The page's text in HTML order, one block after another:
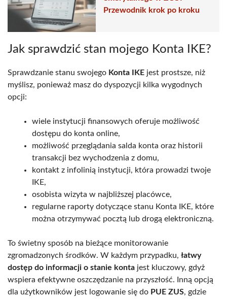
Przewodnik krok po kroku
Jak sprawdzić stan mojego Konta IKE?
Sprawdzanie stanu swojego Konta IKE jest prostsze, niż
myślisz, ponieważ masz do dyspozycji kilka wygodnych
opcji:
wiele instytucji finansowych oferuje możliwość
dostępu do konta online,
możliwość przeglądania salda konta oraz historii
transakcji bez wychodzenia z domu,
kontakt z infolinią instytucji, która prowadzi twoje
IKE,
osobista wizyta w najbliższej placówce,
regularne raporty dotyczące stanu Konta IKE, które
można otrzymywać pocztą lub drogą elektroniczną.
To świetny sposób na bieżące monitorowanie
zgromadzonych środków. W każdym przypadku, łatwy
dostęp do informacji o stanie konta jest kluczowy, gdyż
wspiera efektywne oszczędzanie na przyszłość. Inną opcją
dla użytkowników jest logowanie się do PUE ZUS, gdzie